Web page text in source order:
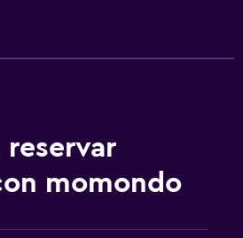
reservar
momondo